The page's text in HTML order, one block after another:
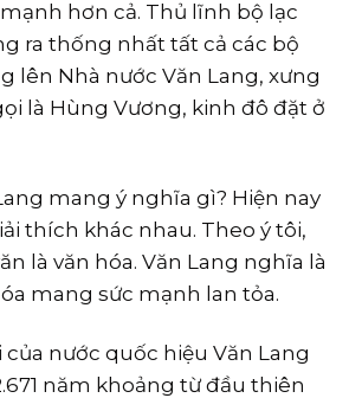
hơn cả. Thủ lĩnh bộ lạc
ra thống nhất tất cả các bộ
lên Nhà nước Văn Lang, xưng
là Hùng Vương, kinh đô đặt ở
mang ý nghĩa gì? Hiện nay
thích khác nhau. Theo ý tôi,
là văn hóa. Văn Lang nghĩa là
mang sức mạnh lan tỏa.
nước quốc hiệu Văn Lang
năm khoảng từ đầu thiên